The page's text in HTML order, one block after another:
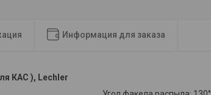
Информация для заказа
КАС ), Lechler